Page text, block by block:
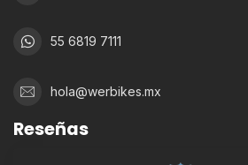
55 6819 7111
hola@werbikes.mx
Reseñas